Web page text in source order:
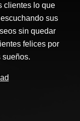
clientes lo que
sus
sin quedar
felices por
sueños.